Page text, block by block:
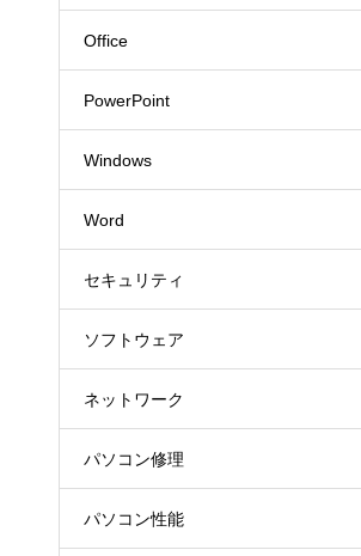
Office
PowerPoint
Windows
Word
セキュリティ
ソフトウェア
ネットワーク
パソコン修理
パソコン性能